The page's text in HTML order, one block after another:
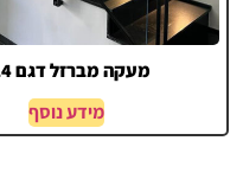
מעקה מברזל דגם 814
מידע נוסף